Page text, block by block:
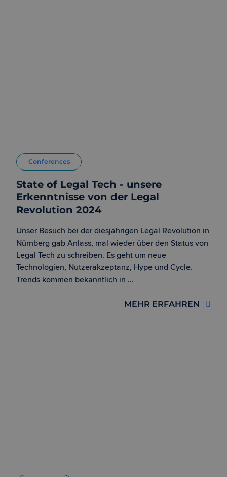
Conferences
State of Legal Tech - unsere
Erkenntnisse von der Legal
Revolution 2024
Unser Besuch bei der diesjährigen Legal Revolution in
Nürnberg gab Anlass, mal wieder über den Status von
Legal Tech zu schreiben. Es geht um neue
Technologien, Nutzerakzeptanz, Hype und Cycle.
Trends kommen bekanntlich in ...
MEHR ERFAHREN